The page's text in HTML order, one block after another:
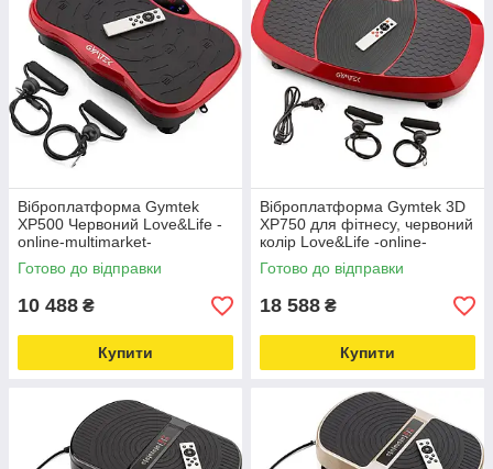
Віброплатформа Gymtek
XP500 Червоний Love&Life -
online-multimarket-
Готово до відправки
10 488 ₴
Купити
Віброплатформа Gymtek 3D
XP750 для фітнесу, червоний
колір Love&Life -online-
multimarket-
Готово до відправки
18 588 ₴
Купити